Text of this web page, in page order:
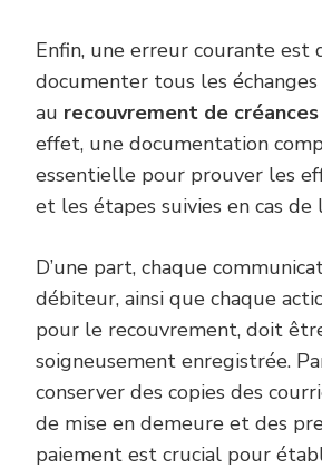
Enfin, une erreur courante est
documenter tous les
au recouvrement de créances
effet, une documentation
essentielle pour prouver les
et les étapes suivies en cas de
D’une part, chaque
débiteur, ainsi que chaque
pour le recouvrement, doit
soigneusement enregistrée.
conserver des copies des
de mise en demeure et des
paiement est crucial pour